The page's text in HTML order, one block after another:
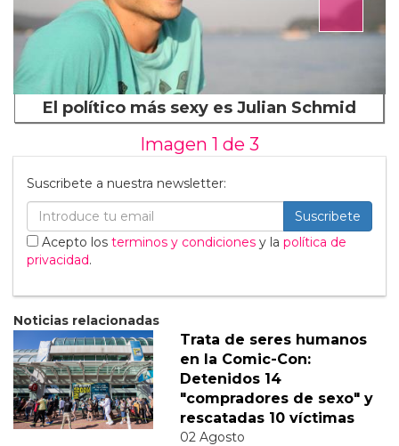
El político más sexy es Julian Schmid
Imagen 1 de 3
Suscribete a nuestra newsletter:
Suscribete
Acepto los terminos y condiciones y la política de
privacidad.
Noticias relacionadas
Trata de seres humanos
en la Comic-Con:
Detenidos 14
"compradores de sexo" y
rescatadas 10 víctimas
02 Agosto